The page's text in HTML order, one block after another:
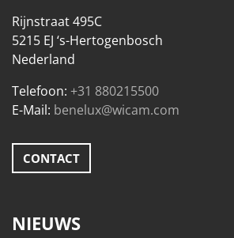
Rijnstraat 495C
5215 EJ ‘s-Hertogenbosch
Nederland
Telefoon: +31 880215500
E-Mail: benelux@wicam.com
CONTACT
NIEUWS